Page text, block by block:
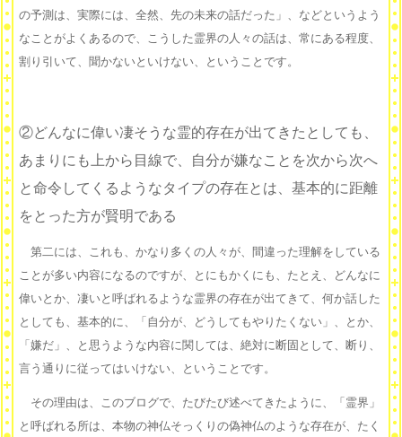
の予測は、実際には、全然、先の未来の話だった」、などというよう
なことがよくあるので、こうした霊界の人々の話は、常にある程度、
割り引いて、聞かないといけない、ということです。
②どんなに偉い凄そうな霊的存在が出てきたとしても、
あまりにも上から目線で、自分が嫌なことを次から次へ
と命令してくるようなタイプの存在とは、基本的に距離
をとった方が賢明である
第二には、これも、かなり多くの人々が、間違った理解をしている
ことが多い内容になるのですが、とにもかくにも、たとえ、どんなに
偉いとか、凄いと呼ばれるような霊界の存在が出てきて、何か話した
としても、基本的に、「自分が、どうしてもやりたくない」、とか、
「嫌だ」、と思うような内容に関しては、絶対に断固として、断り、
言う通りに従ってはいけない、ということです。
その理由は、このブログで、たびたび述べてきたように、「霊界」
と呼ばれる所は、本物の神仏そっくりの偽神仏のような存在が、たく